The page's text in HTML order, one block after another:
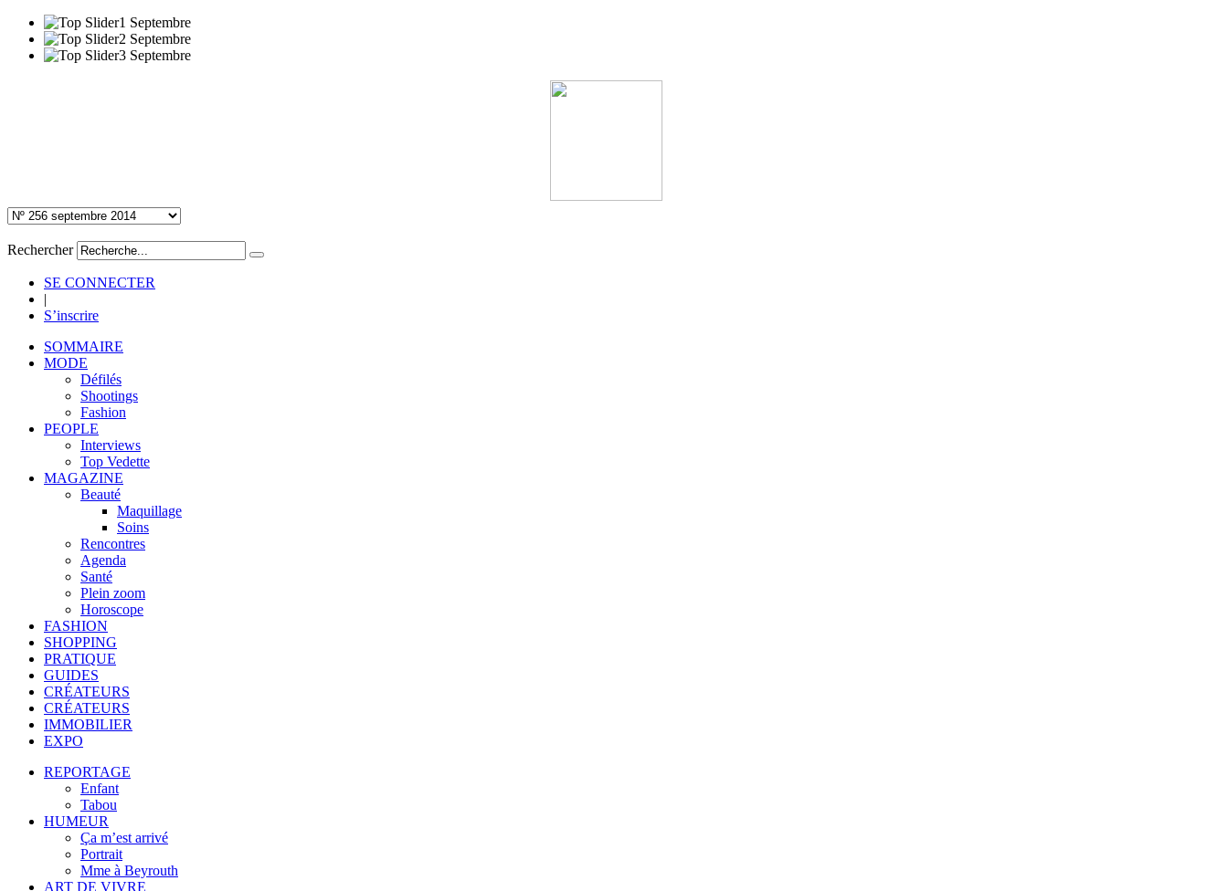
Rechercher
SE CONNECTER
|
S’inscrire
SOMMAIRE
MODE
Défilés
Shootings
Fashion
PEOPLE
Interviews
Top Vedette
MAGAZINE
Beauté
Maquillage
Soins
Rencontres
Agenda
Santé
Plein zoom
Horoscope
FASHION
SHOPPING
PRATIQUE
GUIDES
CRÉATEURS
CRÉATEURS
IMMOBILIER
EXPO
REPORTAGE
Enfant
Tabou
HUMEUR
Ça m’est arrivé
Portrait
Mme à Beyrouth
ART DE VIVRE